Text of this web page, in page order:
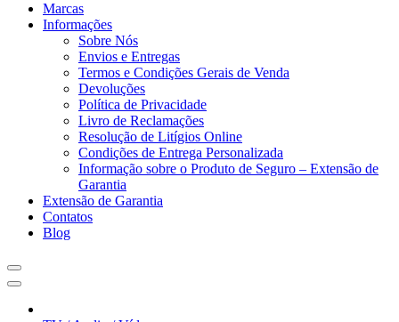
Marcas
Informações
Sobre Nós
Envios e Entregas
Termos e Condições Gerais de Venda
Devoluções
Política de Privacidade
Livro de Reclamações
Resolução de Litígios Online
Condições de Entrega Personalizada
Informação sobre o Produto de Seguro – Extensão de
Garantia
Extensão de Garantia
Contatos
Blog